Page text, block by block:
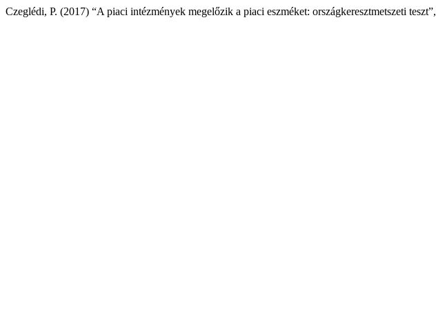
Czeglédi, P. (2017) “A piaci intézmények megelőzik a piaci eszméket: országkeresztmetszeti teszt”,